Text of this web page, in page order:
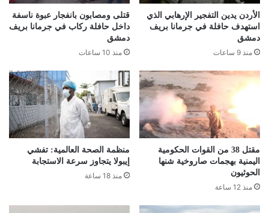
الأردن يدين التفجير الإرهابي الذي
استهدف حافلة في جرمانا بريف
دمشق
منذ 9 ساعات
قتلى ومصابون بانفجار عبوة ناسفة
داخل حافلة ركاب في جرمانا بريف
دمشق
منذ 10 ساعات
مقتل 38 من القوات الحكومية
اليمنية بهجمات صاروخية شنها
الحوثيون
منذ 12 ساعة
منظمة الصحة العالمية: تفشي
إيبولا يتجاوز سرعة الاستجابة
منذ 18 ساعة